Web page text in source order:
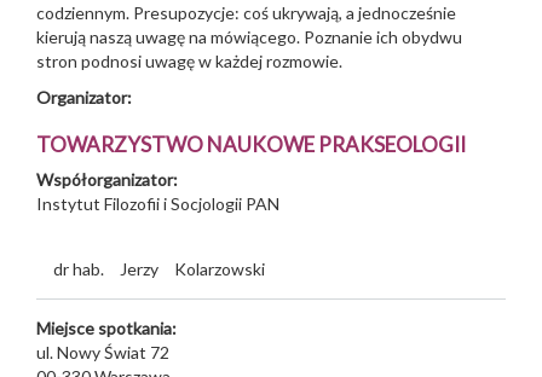
codziennym. Presupozycje: coś ukrywają, a jednocześnie
kierują naszą uwagę na mówiącego. Poznanie ich obydwu
stron podnosi uwagę w każdej rozmowie.
Organizator:
TOWARZYSTWO NAUKOWE PRAKSEOLOGII
Współorganizator:
Instytut Filozofii i Socjologii PAN
dr hab. Jerzy Kolarzowski
Miejsce spotkania:
ul. Nowy Świat 72